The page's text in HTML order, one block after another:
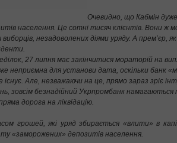
Очевидно, що Кабмін
населення. Це сотні тисяч клієнтів. Вони ж
виборців, незадоволених діями уряду. А прем’єр,
27 липня має закінчитися мораторій на
неприємна для установи дата, оскільки банк
існує. Але, незважаючи на це, прямо зараз зріє
зовсім безнадійний Укрпромбанк
дорога на ліквідацію.
грошей, які уряд збирається «влити» в
«заморожених» депозитів населення.